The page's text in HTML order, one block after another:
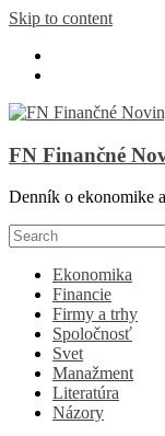
Skip to content
FN Finančné
Denník o ekonomike
Ekonomika
Financie
Firmy a trhy
Spoločnosť
Svet
Manažment
Literatúra
Názory